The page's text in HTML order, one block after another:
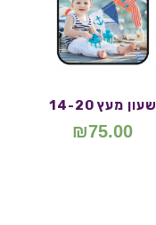
שעון מעץ 14-20
₪75.00